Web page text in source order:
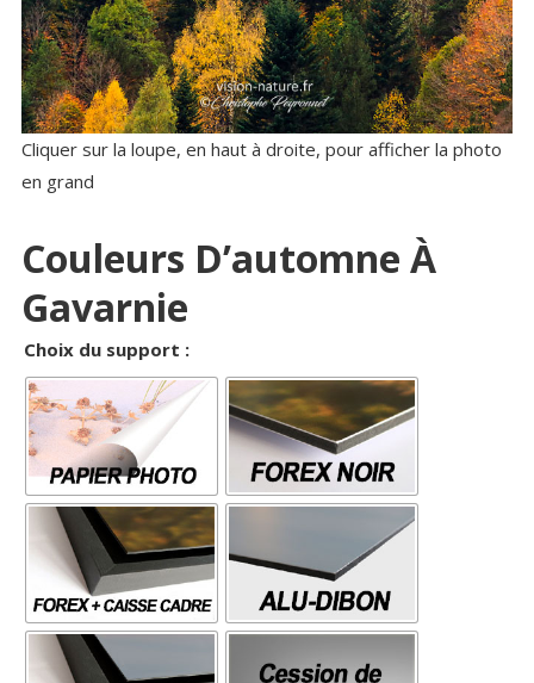
Cliquer sur la loupe, en haut à droite, pour afficher la photo
en grand
Couleurs D’automne À
Gavarnie
Choix du support :